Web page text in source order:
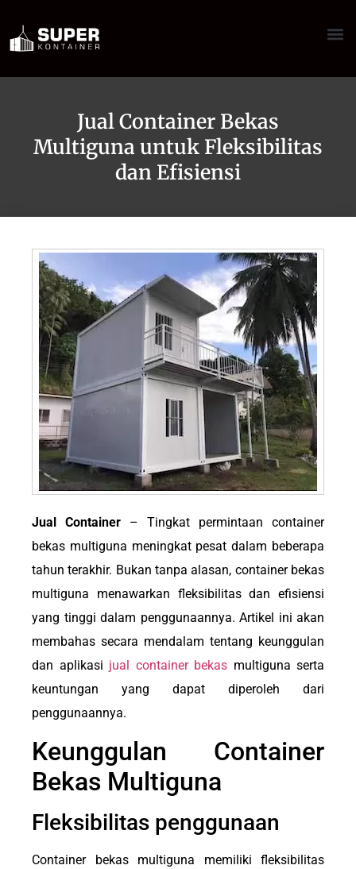
Jual Container Bekas
Multiguna untuk Fleksibilitas
dan Efisiensi
Jual Container – Tingkat permintaan container
bekas multiguna meningkat pesat dalam beberapa
tahun terakhir. Bukan tanpa alasan, container bekas
multiguna menawarkan fleksibilitas dan efisiensi
yang tinggi dalam penggunaannya. Artikel ini akan
membahas secara mendalam tentang keunggulan
dan aplikasi jual container bekas multiguna serta
keuntungan yang dapat diperoleh dari
penggunaannya.
Keunggulan Container
Bekas Multiguna
Fleksibilitas penggunaan
Container bekas multiguna memiliki fleksibilitas